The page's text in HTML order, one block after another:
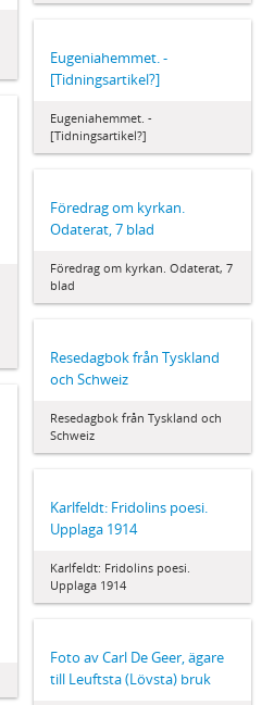
Eugeniahemmet. -
[Tidningsartikel?]
Eugeniahemmet. -
[Tidningsartikel?]
Föredrag om kyrkan.
Odaterat, 7 blad
Föredrag om kyrkan. Odaterat, 7
blad
Resedagbok från Tyskland
och Schweiz
Resedagbok från Tyskland och
Schweiz
Karlfeldt: Fridolins poesi.
Upplaga 1914
Karlfeldt: Fridolins poesi.
Upplaga 1914
Foto av Carl De Geer, ägare
till Leuftsta (Lövsta) bruk